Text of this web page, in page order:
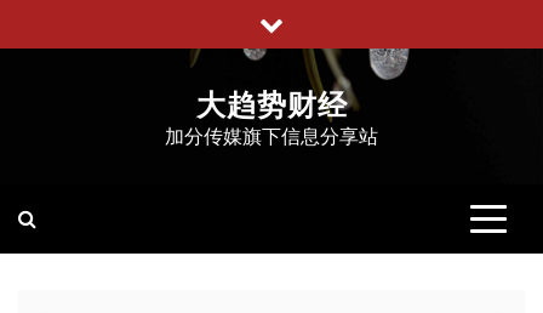
至
大趋势财经
加分传媒旗下信息分享站